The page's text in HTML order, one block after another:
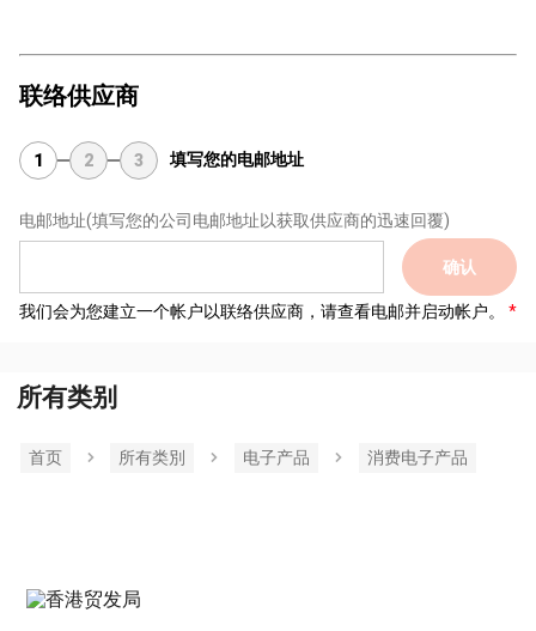
联络供应商
1 2 3 填写您的电邮地址
电邮地址(填写您的公司电邮地址以获取供应商的迅速回覆)
确认
我们会为您建立一个帐户以联络供应商，请查看电邮并启动帐户。
所有类别
首页 所有类別 电子产品 消费电子产品